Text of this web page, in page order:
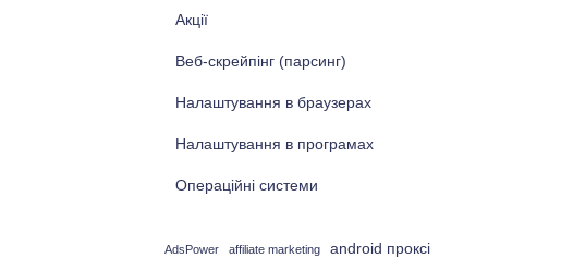
Акції
Веб-скрейпінг (парсинг)
Налаштування в браузерах
Налаштування в програмах
Операційні системи
AdsPower affiliate marketing android проксі